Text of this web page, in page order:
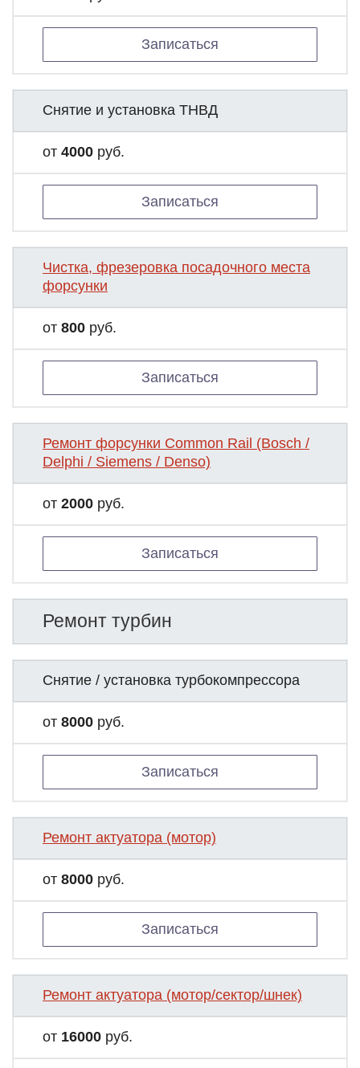
Записаться
Снятие и установка ТНВД
от 4000 руб.
Записаться
Чистка, фрезеровка посадочного места
форсунки
от 800 руб.
Записаться
Ремонт форсунки Common Rail (Bosch /
Delphi / Siemens / Denso)
от 2000 руб.
Записаться
Ремонт турбин
Снятие / установка турбокомпрессора
от 8000 руб.
Записаться
Ремонт актуатора (мотор)
от 8000 руб.
Записаться
Ремонт актуатора (мотор/сектор/шнек)
от 16000 руб.